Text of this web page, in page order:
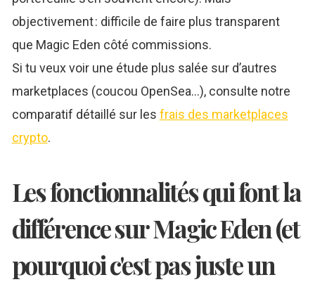
objectivement : difficile de faire plus transparent
que Magic Eden côté commissions.
Si tu veux voir une étude plus salée sur d’autres
marketplaces (coucou OpenSea…), consulte notre
comparatif détaillé sur les frais des marketplaces
crypto.
Les fonctionnalités qui font la
différence sur Magic Eden (et
pourquoi c'est pas juste un